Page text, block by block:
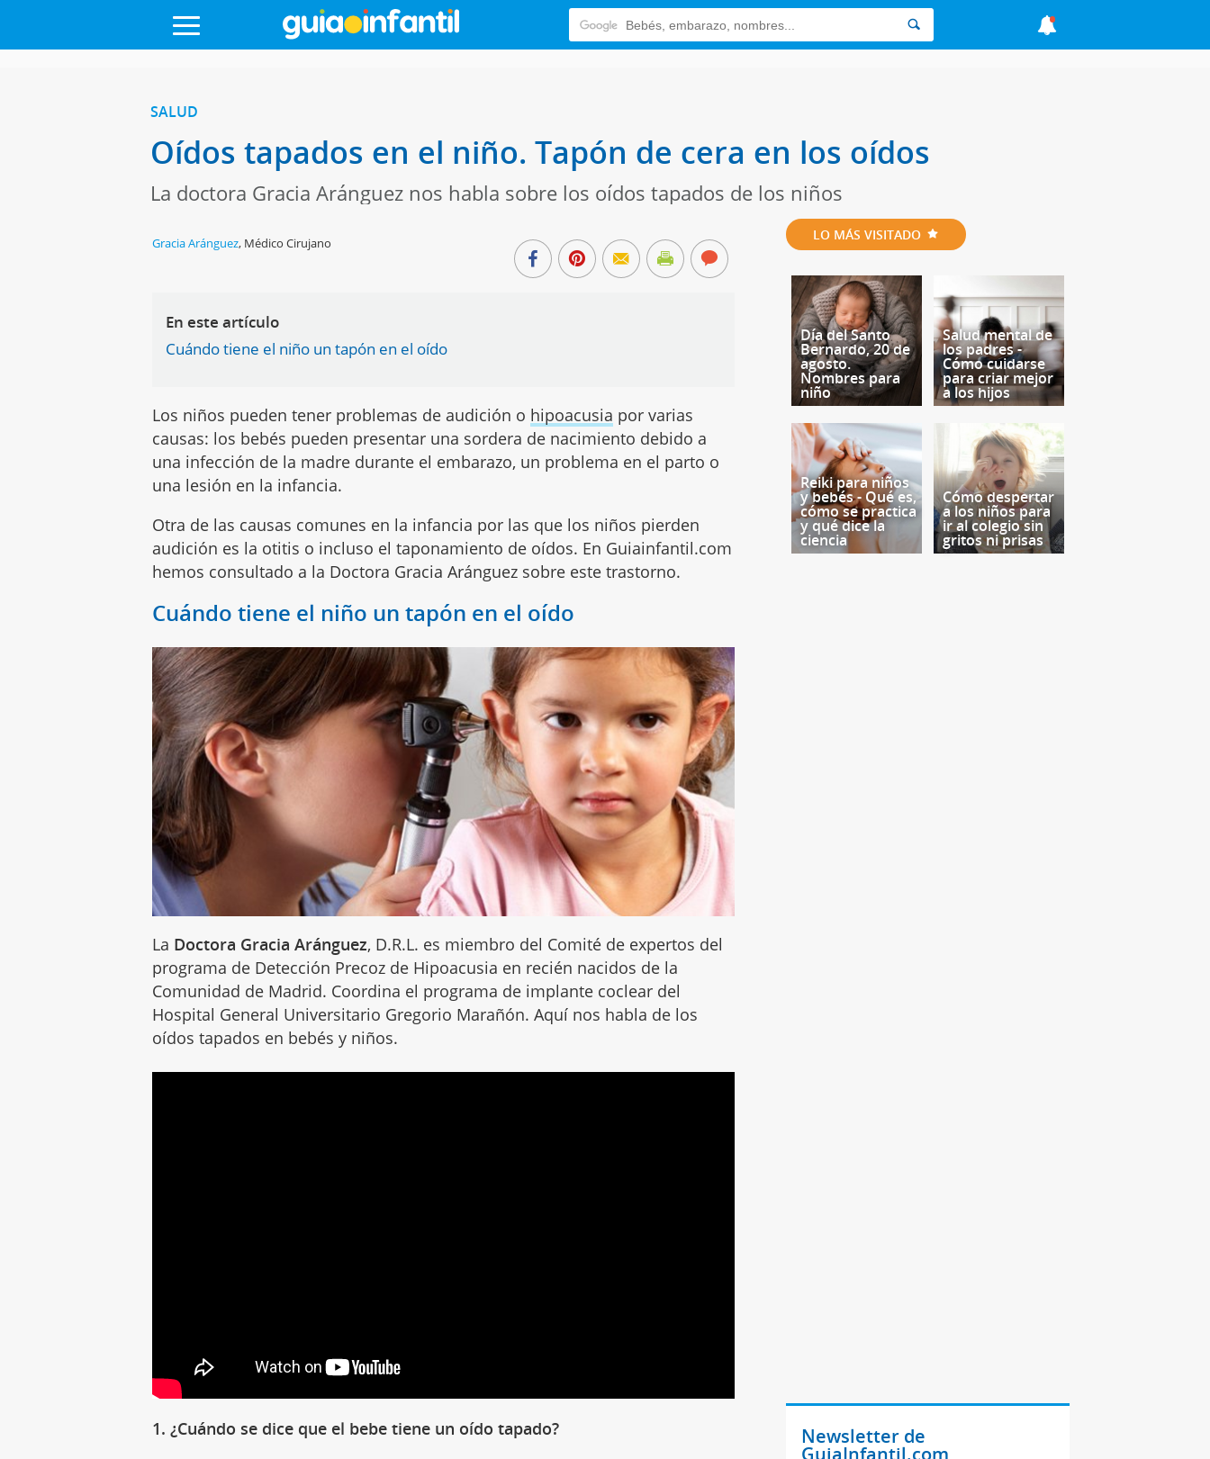
SALUD
Oídos tapados en el niño. Tapón de cera en los oídos
La doctora Gracia Aránguez nos habla sobre los oídos tapados de los niños
Gracia Aránguez, Médico Cirujano
En este artículo
Cuándo tiene el niño un tapón en el oído
Los niños pueden tener problemas de audición o hipoacusia por varias
causas: los bebés pueden presentar una sordera de nacimiento debido a
una infección de la madre durante el embarazo, un problema en el parto o
una lesión en la infancia.
Otra de las causas comunes en la infancia por las que los niños pierden
audición es la otitis o incluso el taponamiento de oídos. En Guiainfantil.com
hemos consultado a la Doctora Gracia Aránguez sobre este trastorno.
Cuándo tiene el niño un tapón en el oído
La Doctora Gracia Aránguez, D.R.L. es miembro del Comité de expertos del
programa de Detección Precoz de Hipoacusia en recién nacidos de la
Comunidad de Madrid. Coordina el programa de implante coclear del
Hospital General Universitario Gregorio Marañón. Aquí nos habla de los
oídos tapados en bebés y niños.
1. ¿Cuándo se dice que el bebe tiene un oído tapado?
LO MÁS VISITADO
Día del Santo
Bernardo, 20 de
agosto.
Nombres para
niño
Salud mental de
los padres -
Cómo cuidarse
para criar mejor
a los hijos
Reiki para niños
y bebés - Qué es,
cómo se practica
y qué dice la
ciencia
Cómo despertar
a los niños para
ir al colegio sin
gritos ni prisas
Newsletter de
GuiaInfantil.com